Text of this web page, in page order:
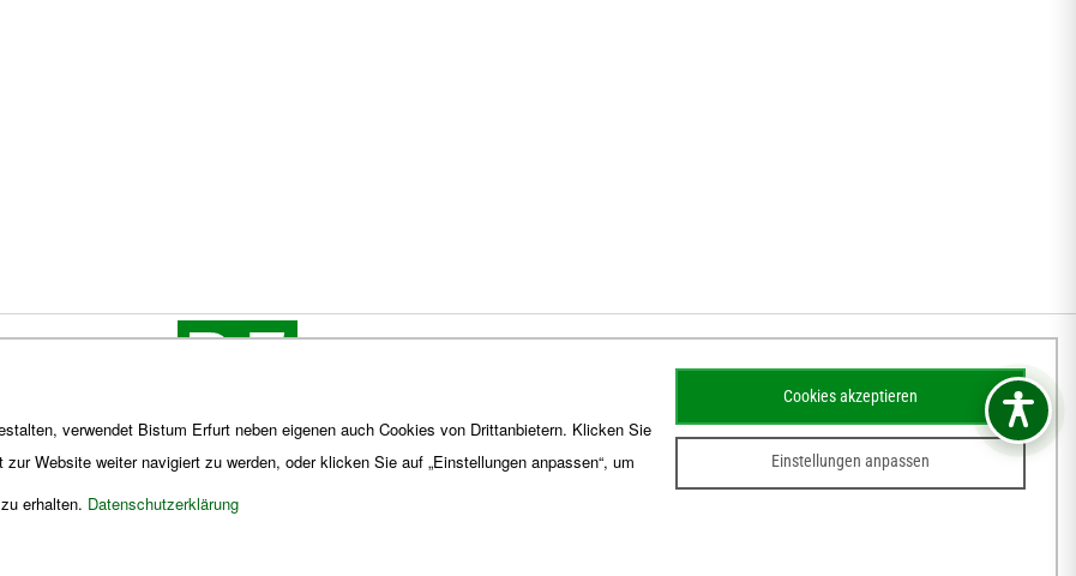
verwendet Bistum Erfurt neben eigenen auch Cookies von Drittanbietern. Klicken Sie
Website weiter navigiert zu werden, oder klicken Sie auf „Einstellungen anpassen“, um
erhalten. Datenschutzerklärung
Einstellungen anpassen
Cookies akzeptieren